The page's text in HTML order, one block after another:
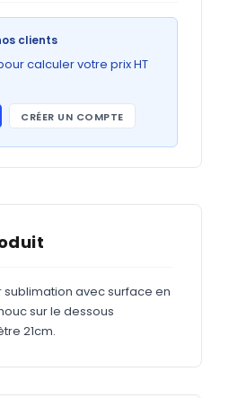
en bobine
clients
calculer votre prix HT
CRÉER UN COMPTE
sublimation avec surface en
sur le dessous
21cm.